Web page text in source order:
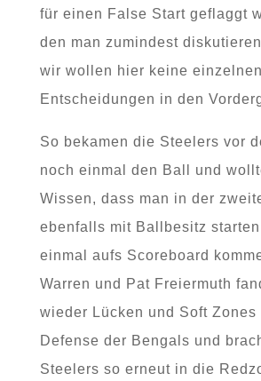
für einen False Start geflaggt
den man zumindest
wir wollen hier keine
Entscheidungen in den
So bekamen die Steelers vor
noch einmal den Ball und
Wissen, dass man in der
ebenfalls mit Ballbesitz
einmal aufs Scoreboard
Warren und Pat Freiermuth
wieder Lücken und Soft Zones
Defense der Bengals und
Steelers so erneut in die